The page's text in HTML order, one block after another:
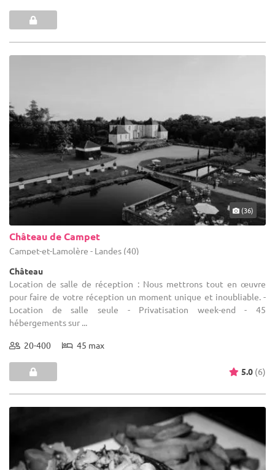
(36)
Château de Campet
Campet-et-Lamolère - Landes (40)
Château
Location de salle de réception : Nous mettrons tout en œuvre
pour faire de votre réception un moment unique et inoubliable. -
Location de salle seule - Privatisation week-end - 45
hébergements sur ...
20-400 45 max
5.0 (6)